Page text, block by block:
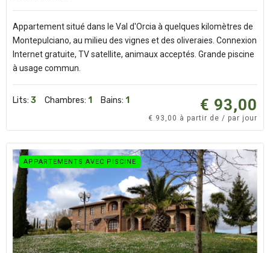
Appartement situé dans le Val d'Orcia à quelques kilomètres de
Montepulciano, au milieu des vignes et des oliveraies. Connexion
Internet gratuite, TV satellite, animaux acceptés. Grande piscine
à usage commun.
Lits: 3 Chambres: 1 Bains: 1 € 93,00
€ 93,00 à partir de / par jour
APPARTEMENTS AVEC PISCINE